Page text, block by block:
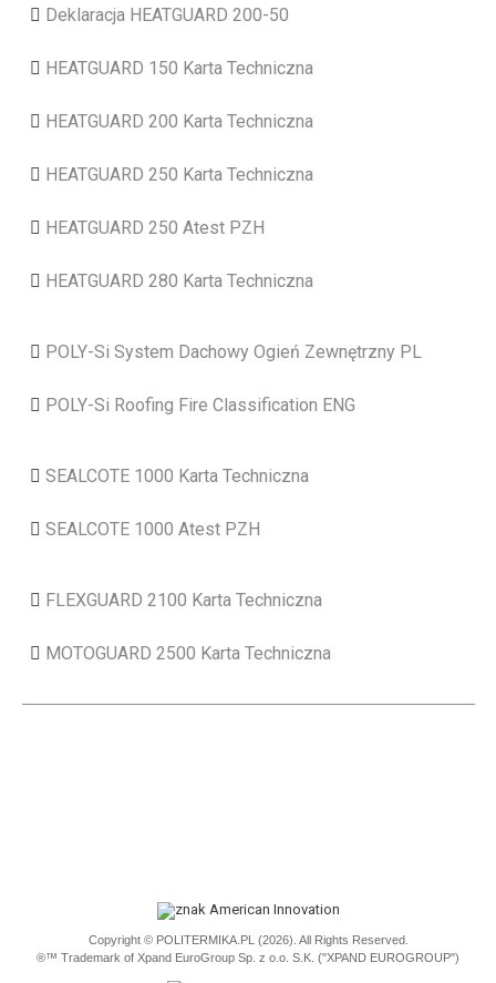
Deklaracja HEATGUARD 200-50
HEATGUARD 150 Karta Techniczna
HEATGUARD 200 Karta Techniczna
HEATGUARD 250 Karta Techniczna
HEATGUARD 250 Atest PZH
HEATGUARD 280 Karta Techniczna
POLY-Si System Dachowy Ogień Zewnętrzny PL
POLY-Si Roofing Fire Classification ENG
SEALCOTE 1000 Karta Techniczna
SEALCOTE 1000 Atest PZH
FLEXGUARD 2100 Karta Techniczna
MOTOGUARD 2500 Karta Techniczna
Copyright © POLITERMIKA.PL (2026). All Rights Reserved.
®™ Trademark of Xpand EuroGroup Sp. z o.o. S.K. ("XPAND EUROGROUP")